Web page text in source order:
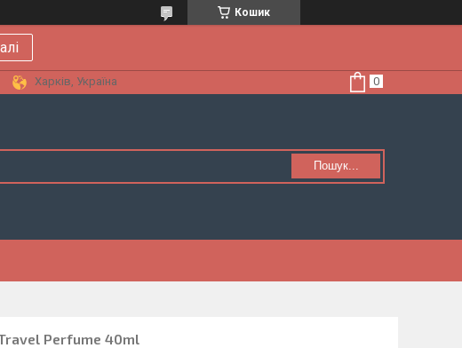
Кошик
Харків, Україна
Пошук...
Perfume 40ml